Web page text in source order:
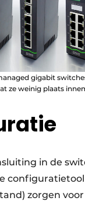
gigabit
ze weinig plaats
in de
configuratietool
zorgen